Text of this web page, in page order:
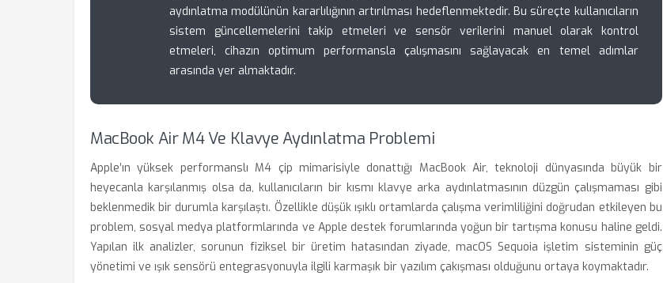
aydınlatma modülünün kararlılığının artırılması hedeflenmektedir. Bu süreçte kullanıcıların
sistem güncellemelerini takip etmeleri ve sensör verilerini manuel olarak kontrol
etmeleri, cihazın optimum performansla çalışmasını sağlayacak en temel adımlar
arasında yer almaktadır.
MacBook Air M4 Ve Klavye Aydınlatma Problemi
Apple’ın yüksek performanslı M4 çip mimarisiyle donattığı MacBook Air, teknoloji dünyasında büyük bir
heyecanla karşılanmış olsa da, kullanıcıların bir kısmı klavye arka aydınlatmasının düzgün çalışmaması gibi
beklenmedik bir durumla karşılaştı. Özellikle düşük ışıklı ortamlarda çalışma verimliliğini doğrudan etkileyen bu
problem, sosyal medya platformlarında ve Apple destek forumlarında yoğun bir tartışma konusu haline geldi.
Yapılan ilk analizler, sorunun fiziksel bir üretim hatasından ziyade, macOS Sequoia işletim sisteminin güç
yönetimi ve ışık sensörü entegrasyonuyla ilgili karmaşık bir yazılım çakışması olduğunu ortaya koymaktadır.